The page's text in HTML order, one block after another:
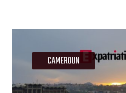
CAMEROUN